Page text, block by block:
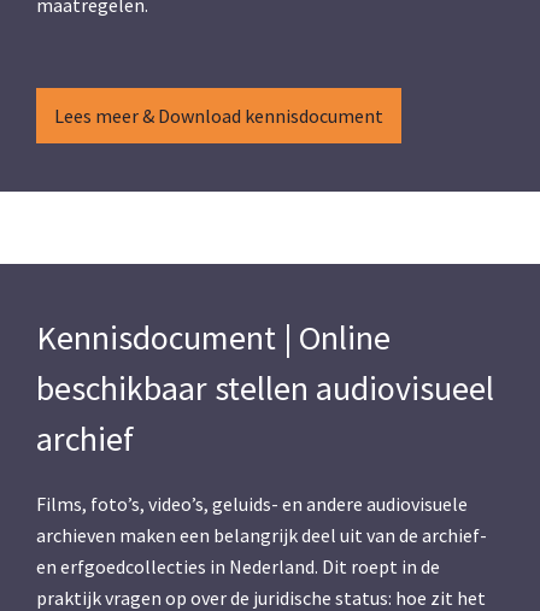
maatregelen.
Lees meer & Download kennisdocument
Kennisdocument | Online
beschikbaar stellen audiovisueel
archief
Films, foto’s, video’s, geluids- en andere audiovisuele
archieven maken een belangrijk deel uit van de archief-
en erfgoedcollecties in Nederland. Dit roept in de
praktijk vragen op over de juridische status: hoe zit het